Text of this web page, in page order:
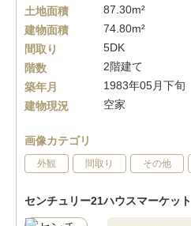
土地面積
87.30m²
建物面積
74.80m²
間取り
5DK
階数
2階建て
築年月
1983年05月下旬
建物現況
空家
画像カテゴリ
外観 間取り その他
センチュリー21ハウスマーケット